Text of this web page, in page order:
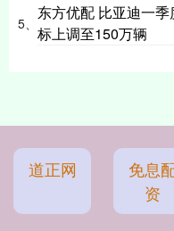
5、
东方优配 比亚迪一
标上调至150万辆
道正网
免息
资